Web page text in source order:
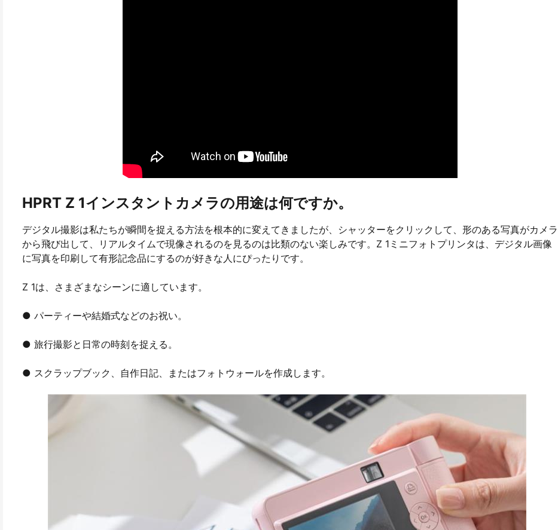
HPRT Z 1インスタントカメラの用途は何ですか。
デジタル撮影は私たちが瞬間を捉える方法を根本的に変えてきましたが、シャッターをクリックして、形のある写真がカメラ
から飛び出して、リアルタイムで現像されるのを見るのは比類のない楽しみです。Z 1ミニフォトプリンタは、デジタル画像
に写真を印刷して有形記念品にするのが好きな人にぴったりです。
Z 1は、さまざまなシーンに適しています。
● パーティーや結婚式などのお祝い。
● 旅行撮影と日常の時刻を捉える。
● スクラップブック、自作日記、またはフォトウォールを作成します。